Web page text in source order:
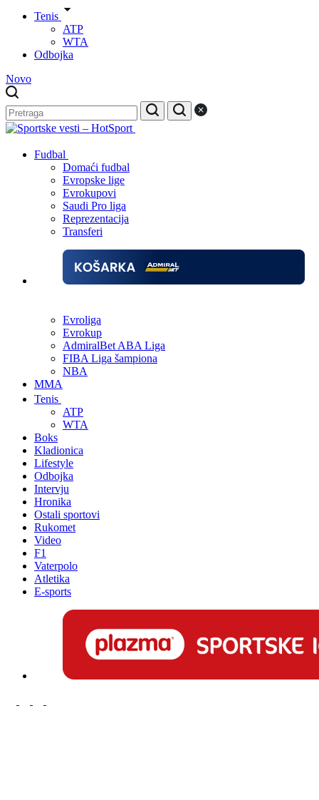
Tenis
ATP
WTA
Odbojka
Novo
Fudbal
Domaći fudbal
Evropske lige
Evrokupovi
Saudi Pro liga
Reprezentacija
Transferi
Evroliga
Evrokup
AdmiralBet ABA Liga
FIBA Liga šampiona
NBA
MMA
Tenis
ATP
WTA
Boks
Kladionica
Lifestyle
Odbojka
Intervju
Hronika
Ostali sportovi
Rukomet
Video
F1
Vaterpolo
Atletika
E-sports